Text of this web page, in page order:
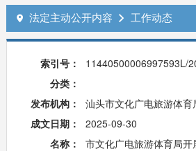
 法定主动公开内容  工作动态
索引号：
11440500006997593L/
分类：
发布机构：
汕头市文化广电旅游体育
成文日期：
2025-09-30
名称：
市文化广电旅游体育局开